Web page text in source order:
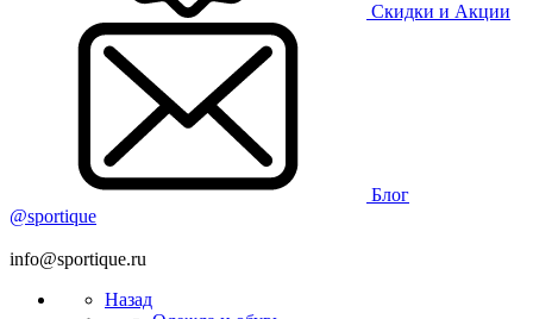
Скидки и Акции
Блог
@sportique
info@sportique.ru
Назад